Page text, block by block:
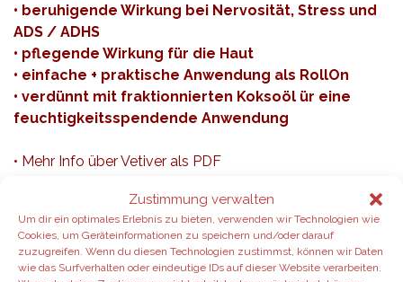
Zustimmung verwalten
Um dir ein optimales Erlebnis zu bieten, verwenden wir Technologien wie
Cookies, um Geräteinformationen zu speichern und/oder darauf
zuzugreifen. Wenn du diesen Technologien zustimmst, können wir Daten
wie das Surfverhalten oder eindeutige IDs auf dieser Website verarbeiten.
• beruhigende Wirkung bei Nervosität, Stress und
ADS / ADHS
• pflegende Wirkung für die Haut
• einfache + praktische Anwendung als RollOn
• verdünnt mit fraktionnierten Koksoöl ür eine
feuchtigkeitsspendende Anwendung
• Mehr Info über Vetiver als PDF